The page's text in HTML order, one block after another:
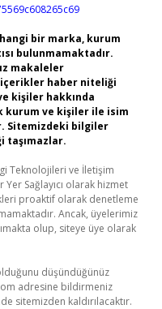
bir marka, kurum
bulunmamaktadır.
makaleler
içerikler haber niteliği
kişiler hakkında
kurum ve kişiler ile isim
Sitemizdeki bilgiler
taşımazlar.
Teknolojileri ve İletişim
Sağlayıcı olarak hizmet
proaktif olarak denetleme
Ancak, üyelerimiz
olup, siteye üye olarak
düşündüğünüz
adresine bildirmeniz
sitemizden kaldırılacaktır.